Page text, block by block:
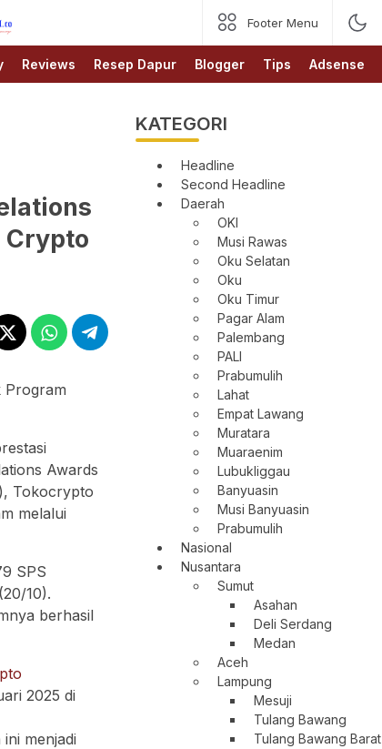
Footer Menu
Reviews Resep Dapur Blogger Tips Adsense
Crypto
Awards
Tokocrypto
melalui
SPS
10).
berhasil
2025 di
ini menjadi
KATEGORI
Headline
Second Headline
Daerah
OKI
Musi Rawas
Oku Selatan
Oku
Oku Timur
Pagar Alam
Palembang
PALI
Prabumulih
Lahat
Empat Lawang
Muratara
Muaraenim
Lubukliggau
Banyuasin
Musi Banyuasin
Prabumulih
Nasional
Nusantara
Sumut
Asahan
Deli Serdang
Medan
Aceh
Lampung
Mesuji
Tulang Bawang
Tulang Bawang Barat